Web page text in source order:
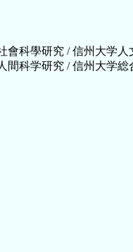
會科學研究 / 信州大学人
間科学研究 / 信州大学総